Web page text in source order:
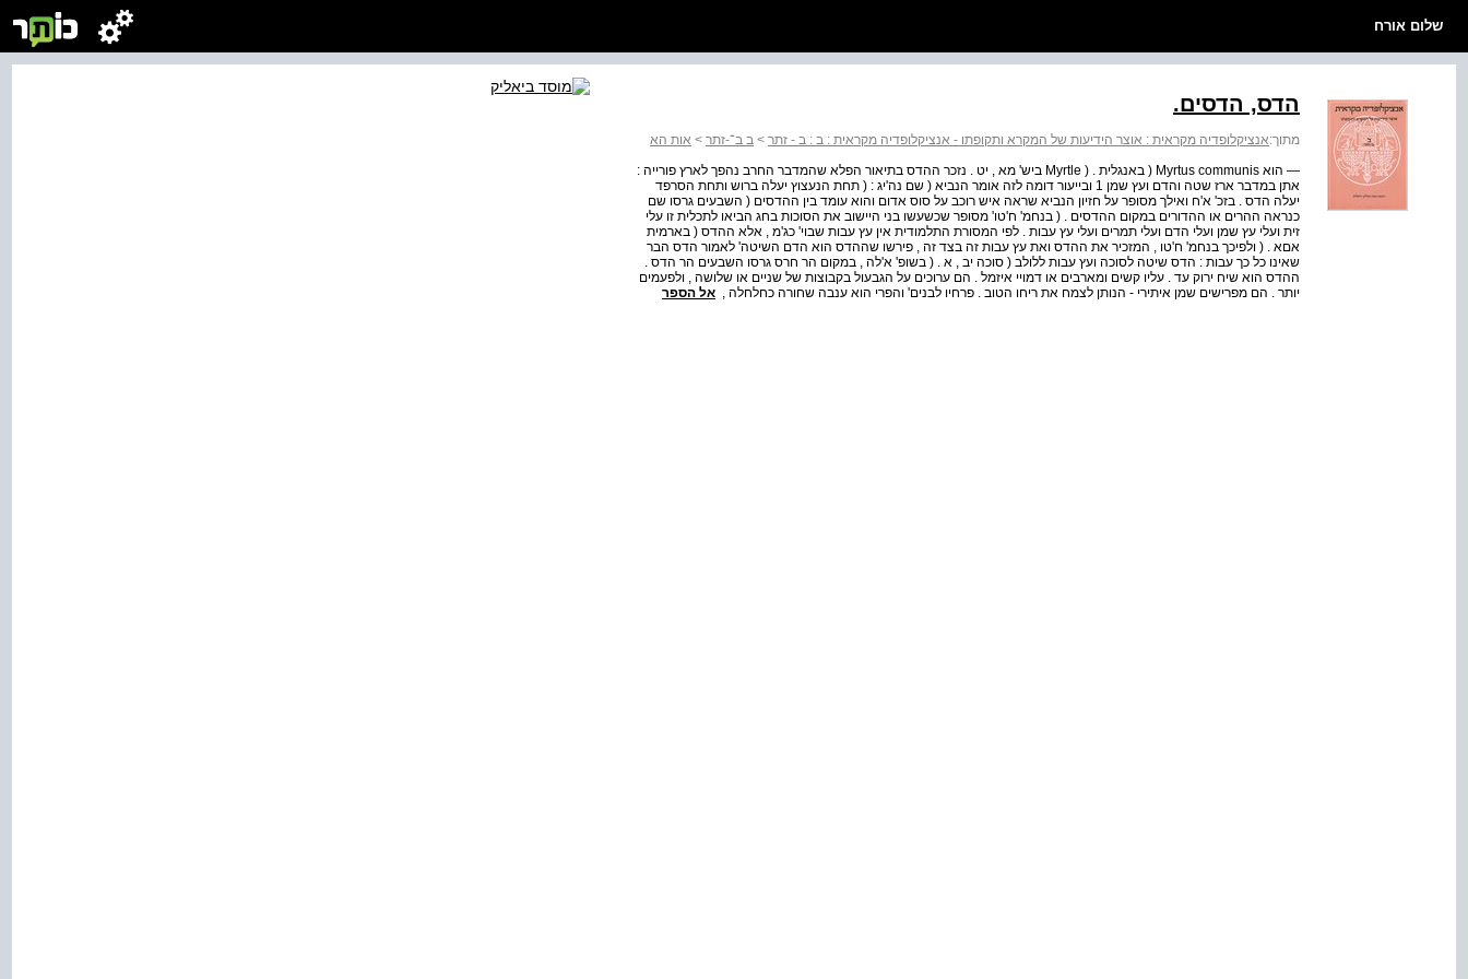
שלום אורח
הדס, הדסים.
מתוך:אנציקלופדיה מקראית : אוצר הידיעות של המקרא ותקופתו - אנציקלופדיה מקראית : ב : ב - זתר > ב ב־-זתר > אות הא
— הוא Myrtus communis ( באנגלית . ( Myrtle ביש' מא , יט . נזכר ההדס בתיאור הפלא שהמדבר החרב נהפך לארץ פורייה :
אתן במדבר ארז שטה והדם ועץ שמן 1 ובייעור דומה לזה אומר הנביא ( שם נה'יג : ( תחת הנעצוץ יעלה ברוש ותחת הסרפד
יעלה הדס . בזכ' א'ח ואילך מסופר על חזיון הנביא שראה איש רוכב על סוס אדום והוא עומד בין ההדסים ( השבעים גרסו שם
כנראה ההרים או ההדורים במקום ההדסים . ( בנחמ' ח'טו' מסופר שכשעשו בני היישוב את הסוכות בחג הביאו לתכלית זו עלי
זית ועלי עץ שמן ועלי הדם ועלי תמרים ועלי עץ עבות . לפי המסורת התלמודית אין עץ עבות שבוי' כג'מ , אלא ההדס ( בארמית
אםא . ( ולפיכך בנחמ' ח'טו , המזכיר את ההדס ואת עץ עבות זה בצד זה , פירשו שההדס הוא הדם השיטה' לאמור הדס הבר
שאינו כל כך עבות : הדס שיטה לסוכה ועץ עבות ללולב ( סוכה יב , א . ( בשופ' א'לה , במקום הר חרס גרסו השבעים הר הדס .
ההדס הוא שיח ירוק עד . עליו קשים ומארבים או דמויי איזמל . הם ערוכים על הגבעול בקבוצות של שניים או שלושה , ולפעמים
יותר . הם מפרישים שמן איתירי - הנותן לצמח את ריחו הטוב . פרחיו לבנים' והפרי הוא ענבה שחורה כחלחלה , אל הספר